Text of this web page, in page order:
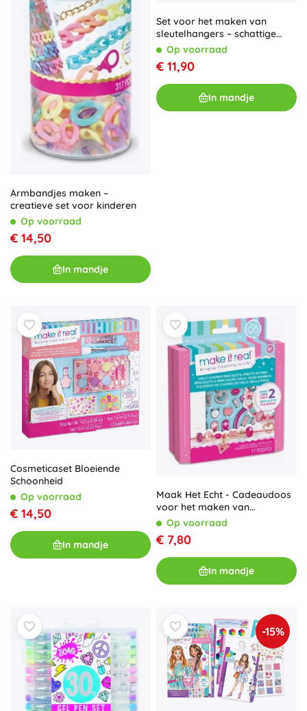
Armbandjes maken –
creatieve set voor kinderen
Op voorraad
€ 14,50
In mandje
Set voor het maken van
sleutelhangers – schattige
pluizige bolletjes
Op voorraad
€ 11,90
In mandje
Cosmeticaset Bloeiende
Schoonheid
Op voorraad
€ 14,50
In mandje
Maak Het Echt - Cadeaudoos
voor het maken van
armbanden
Op voorraad
€ 7,80
In mandje
-15%